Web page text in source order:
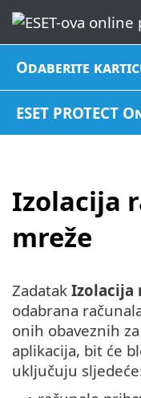
Odaberite
ESET PROTECT
Izolacija
mreže
Zadatak Izolacija
odabrana
onih obaveznih za
aplikacija, bit će
uključuju